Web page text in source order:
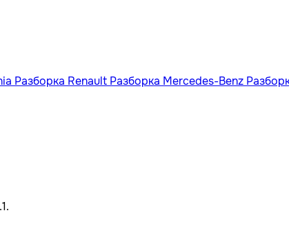
Разборка Renault Разборка Mercedes-Benz